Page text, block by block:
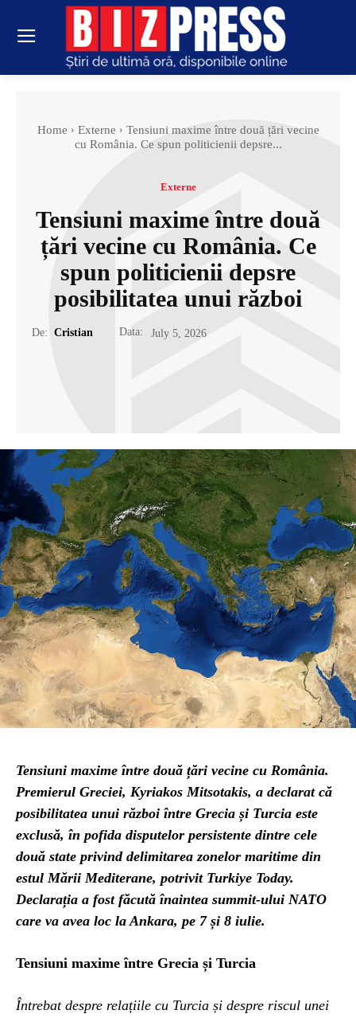
Home Externe
Tensiuni maxime între două țări vecine
cu România. Ce spun politicienii depsre...
Externe
Tensiuni maxime între două
țări vecine cu România. Ce
spun politicienii depsre
posibilitatea unui război
De: Cristian Data: July 5, 2026
Tensiuni maxime între două țări vecine cu România.
Premierul Greciei, Kyriakos Mitsotakis, a declarat că
posibilitatea unui război între Grecia și Turcia este
exclusă, în pofida disputelor persistente dintre cele
două state privind delimitarea zonelor maritime din
estul Mării Mediterane, potrivit Turkiye Today.
Declarația a fost făcută înaintea summit-ului NATO
care va avea loc la Ankara, pe 7 și 8 iulie.
Tensiuni maxime între Grecia și Turcia
Întrebat despre relațiile cu Turcia și despre riscul unei